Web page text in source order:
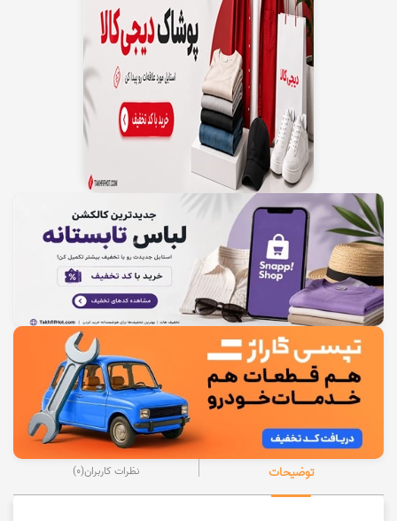
توجه برای ثبت‌نام در سرویس اعتباری، بعد از ورود به سوپراپلیکیشن اسنپ روی
آیکون سرویس اعتباری بزنید، کد ملی خود را وارد کنید و روی دکمه‌ی فعالسازی
بزنید. حالا بین 2 تا 20 میلیون تومان اعتبار دارید که می‌توانید از آن برای خرید
قسطی از فروشگاه‌های طرف قرارداد اسنپ‌پی استفاده کنید.برای دریافت اعتبار
روی گزینه "خرید کنید" کلیک نمایید.
مشاهده
80% تخفیف فعلا معتبر پیشنهاد تخفیف دار
درصد تخفیف، از شاپ پارتی اسنپ شاپ بهره مند شوید. جهت استفاده از
تخفیف و مشاهده کالا روی گزینه "خرید کنید" کلیک نمایید.
مشاهده
17%تخفیف فعلا معتبر پیشنهاد تخفیف دار
تخفیف تا 17 درصد لامپ ال ای دی از فروشگاه جانبی
برای خرید انواع لامپ ال ای دی (LED)، چراغ هوشمند، چراغ مطالعه، چراغ
پیشانی و... میتوانید تا 17 درصد تخفیف، از فروشگاه جانبی بهره مند شوید.
جهت استفاده از تخفیف و مشاهده کالا روی گزینه "خرید کنید" کلیک نمایید.